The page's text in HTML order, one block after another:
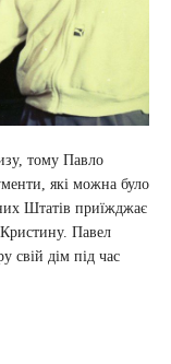
тому Павло
які можна було
Штатів приїжджає
Павел
свій дім під час